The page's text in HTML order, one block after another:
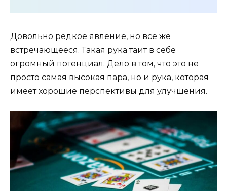
Довольно редкое явление, но все же
встречающееся. Такая рука таит в себе
огромный потенциал. Дело в том, что это не
просто самая высокая пара, но и рука, которая
имеет хорошие перспективы для улучшения.